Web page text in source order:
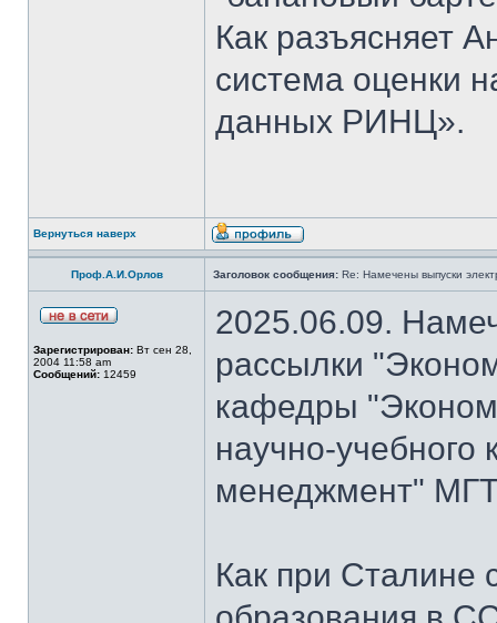
Как разъясняет
система оценки
данных РИНЦ».
Вернуться наверх
Проф.А.И.Орлов Заголовок сообщения: Re: Намечены выпуски
Зарегистрирован: Вт сен 28,
2004 11:58 am
Сообщений: 12459
2025.06.09.
рассылки
кафедры
научно-
менеджмент"
Как при Сталине